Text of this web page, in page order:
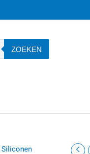
ZOEKEN
Siliconen